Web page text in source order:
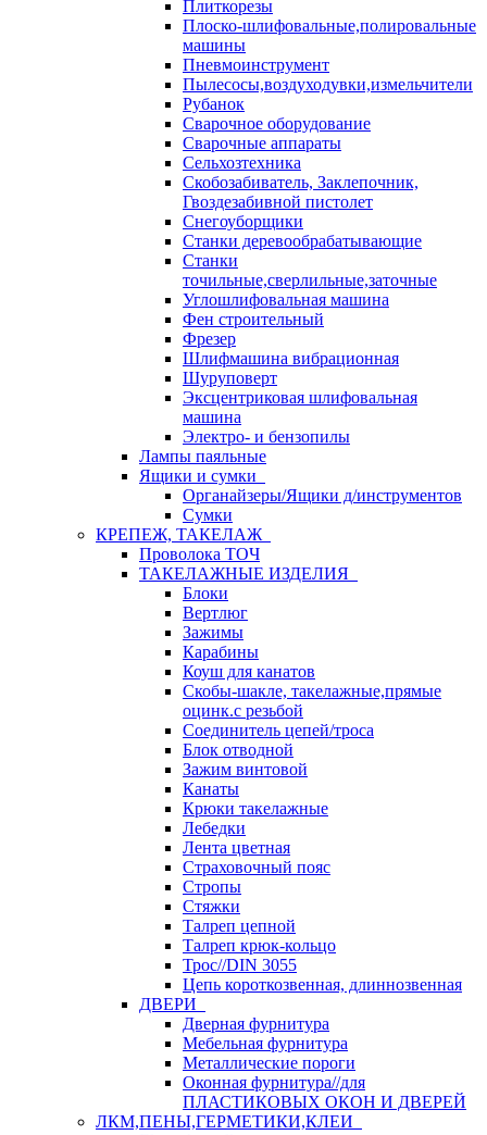
Плиткорезы
Плоско-шлифовальные,полировальные
машины
Пневмоинструмент
Пылесосы,воздуходувки,измельчители
Рубанок
Сварочное оборудование
Сварочные аппараты
Сельхозтехника
Скобозабиватель, Заклепочник,
Гвоздезабивной пистолет
Снегоуборщики
Станки деревообрабатывающие
Станки
точильные,сверлильные,заточные
Углошлифовальная машина
Фен строительный
Фрезер
Шлифмашина вибрационная
Шуруповерт
Эксцентриковая шлифовальная
машина
Электро- и бензопилы
Лампы паяльные
Ящики и сумки
Органайзеры/Ящики д/инструментов
Сумки
КРЕПЕЖ, ТАКЕЛАЖ
Проволока ТОЧ
ТАКЕЛАЖНЫЕ ИЗДЕЛИЯ
Блоки
Вертлюг
Зажимы
Карабины
Коуш для канатов
Скобы-шакле, такелажные,прямые
оцинк.с резьбой
Соединитель цепей/троса
Блок отводной
Зажим винтовой
Канаты
Крюки такелажные
Лебедки
Лента цветная
Страховочный пояс
Стропы
Стяжки
Талреп цепной
Талреп крюк-кольцо
Трос//DIN 3055
Цепь короткозвенная, длиннозвенная
ДВЕРИ
Дверная фурнитура
Мебельная фурнитура
Металлические пороги
Оконная фурнитура//для
ПЛАСТИКОВЫХ ОКОН И ДВЕРЕЙ
ЛКМ,ПЕНЫ,ГЕРМЕТИКИ,КЛЕИ